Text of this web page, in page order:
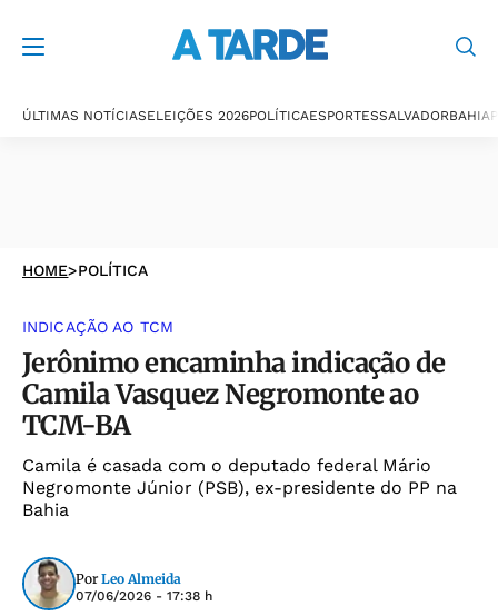
ÚLTIMAS NOTÍCIASELEIÇÕES 2026POLÍTICAESPORTESSALVADORBAHIA
HOME>POLÍTICA
INDICAÇÃO AO TCM
Jerônimo encaminha indicação de
Camila Vasquez Negromonte ao
TCM-BA
Camila é casada com o deputado federal Mário
Negromonte Júnior (PSB), ex-presidente do PP na
Bahia
Por Leo Almeida
07/06/2026 - 17:38 h